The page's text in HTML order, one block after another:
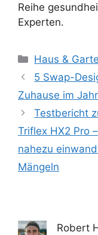
Reihe
Experten.
Kategorien
Haus &
5 Swap-
Zuhause im
Testbericht
Triflex HX2 Pro
nahezu
Mängeln
Robert